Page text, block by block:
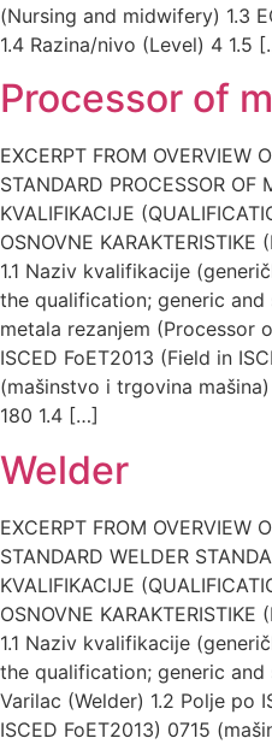
(Nursing and midwifery) 1.3
1.4 Razina/nivo (Level) 4 1.5
Processor of
EXCERPT FROM OVERVIEW
STANDARD PROCESSOR OF
KVALIFIKACIJE
OSNOVNE KARAKTERISTIKE
1.1 Naziv kvalifikacije
the qualification; generic
metala rezanjem (Processor
ISCED FoET2013 (Field in
(mašinstvo i trgovina
180 1.4 […]
Welder
EXCERPT FROM OVERVIEW
STANDARD WELDER
KVALIFIKACIJE
OSNOVNE KARAKTERISTIKE
1.1 Naziv kvalifikacije
the qualification; generic
Varilac (Welder) 1.2 Polje po
ISCED FoET2013) 0715